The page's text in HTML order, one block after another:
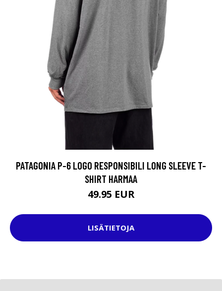
PATAGONIA P-6 LOGO RESPONSIBILI LONG SLEEVE T-
SHIRT HARMAA
49.95 EUR
LISÄTIETOJA